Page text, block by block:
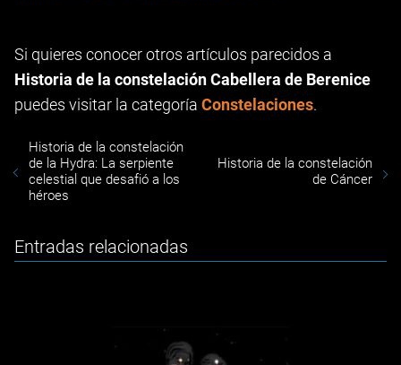
Si quieres conocer otros artículos parecidos a
Historia de la constelación Cabellera de Berenice
puedes visitar la categoría Constelaciones.
Historia de la constelación
de la Hydra: La serpiente
celestial que desafió a los
héroes
Historia de la constelación
de Cáncer
Entradas relacionadas